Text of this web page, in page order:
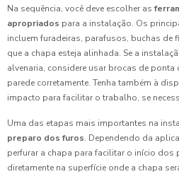
Na sequência, você deve escolher as
apropriados para a instalação. Os
incluem furadeiras, parafusos, buchas de
que a chapa esteja alinhada. Se a
alvenaria, considere usar brocas de ponta
parede corretamente. Tenha também à
impacto para facilitar o trabalho, se
Uma das etapas mais importantes na
preparo dos furos. Dependendo da
perfurar a chapa para facilitar o início dos
diretamente na superfície onde a chapa